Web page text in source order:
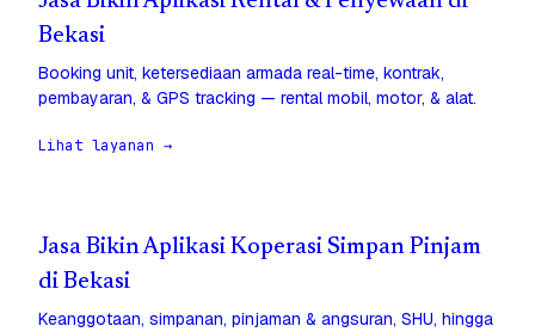
Bekasi
Booking unit, ketersediaan armada real-time, kontrak,
pembayaran, & GPS tracking — rental mobil, motor, & alat.
Lihat layanan →
Jasa Bikin Aplikasi Koperasi Simpan Pinjam
di Bekasi
Keanggotaan, simpanan, pinjaman & angsuran, SHU, hingga